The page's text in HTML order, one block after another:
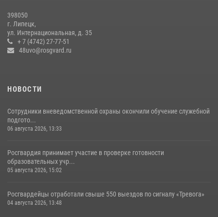
398050
г. Липецк,
ул. Интернациональная, д. 35
+ 7 (4742) 27-77-51
48uvo@rosgvard.ru
НОВОСТИ
Сотрудники вневедомственной охраны окончили обучение служебной
подгото...
06 августа 2026, 13:33
Росгвардия принимает участие в проверке готовности
образовательных учр...
05 августа 2026, 15:02
Росгвардейцы отработали свыше 550 выездов по сигналу «Тревога»
04 августа 2026, 13:48